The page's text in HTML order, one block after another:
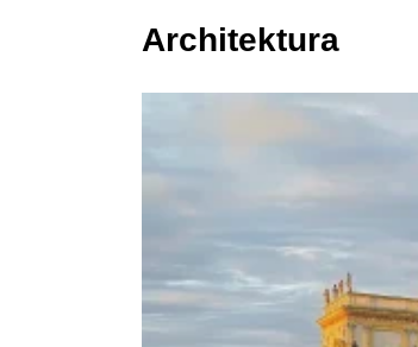
Architektura